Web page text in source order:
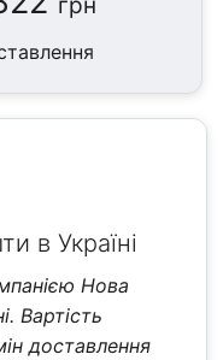
грн
в Україні
Нова
Вартість
доставлення